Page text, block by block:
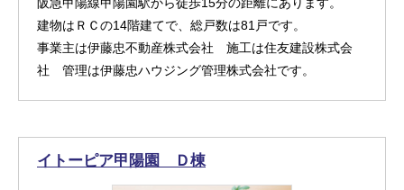
建物はＲＣの14階建てで、総戸数は81戸です。
事業主は伊藤忠不動産株式会社 施工は住友建設株式会
社 管理は伊藤忠ハウジング管理株式会社です。
イトーピア甲陽園 Ｄ棟